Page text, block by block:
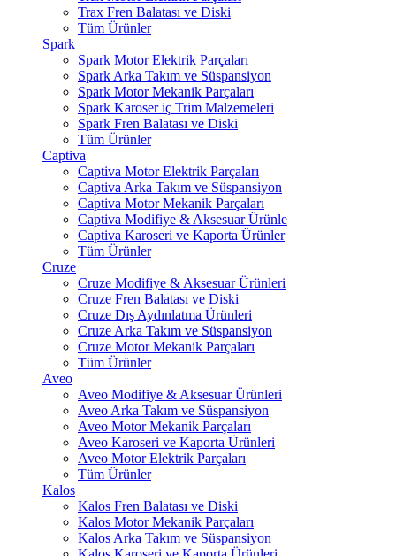
Trax Fren Balatası ve Diski
Tüm Ürünler
Spark
Spark Motor Elektrik Parçaları
Spark Arka Takım ve Süspansiyon
Spark Motor Mekanik Parçaları
Spark Karoser iç Trim Malzemeleri
Spark Fren Balatası ve Diski
Tüm Ürünler
Captiva
Captiva Motor Elektrik Parçaları
Captiva Arka Takım ve Süspansiyon
Captiva Motor Mekanik Parçaları
Captiva Modifiye & Aksesuar Ürünle
Captiva Karoseri ve Kaporta Ürünler
Tüm Ürünler
Cruze
Cruze Modifiye & Aksesuar Ürünleri
Cruze Fren Balatası ve Diski
Cruze Dış Aydınlatma Ürünleri
Cruze Arka Takım ve Süspansiyon
Cruze Motor Mekanik Parçaları
Tüm Ürünler
Aveo
Aveo Modifiye & Aksesuar Ürünleri
Aveo Arka Takım ve Süspansiyon
Aveo Motor Mekanik Parçaları
Aveo Karoseri ve Kaporta Ürünleri
Aveo Motor Elektrik Parçaları
Tüm Ürünler
Kalos
Kalos Fren Balatası ve Diski
Kalos Motor Mekanik Parçaları
Kalos Arka Takım ve Süspansiyon